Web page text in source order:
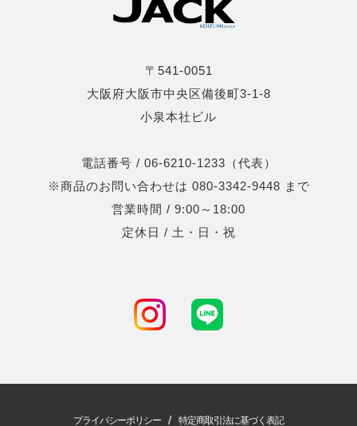
〒541-0051
大阪府大阪市中央区備後町3-1-8
小泉本社ビル
電話番号 / 06-6210-1233（代表）
※商品のお問い合わせは 080-3342-9448 まで
営業時間 / 9:00～18:00
定休日 / 土・日・祝
プライバシーポリシー / 特定商取引法に基づく表記